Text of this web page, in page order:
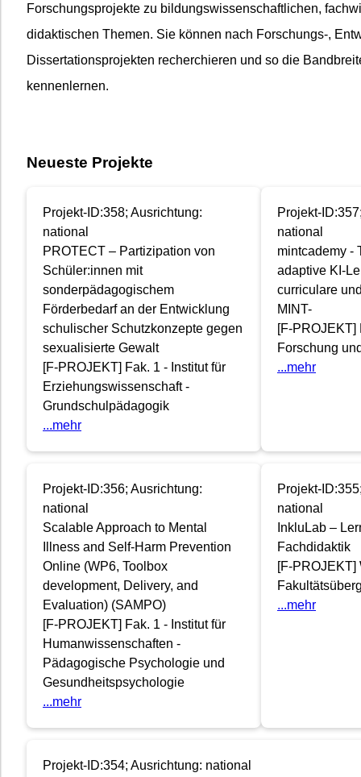
Forschungsprojekte zu bildungswissenschaftlichen,
didaktischen Themen. Sie können nach Forschungs-,
Dissertationsprojekten recherchieren und so die
kennenlernen.
Neueste Projekte
Projekt-ID:358; Ausrichtung:
national
PROTECT – Partizipation von
Schüler:innen mit
sonderpädagogischem
Förderbedarf an der Entwicklung
schulischer Schutzkonzepte gegen
sexualisierte Gewalt
[F-PROJEKT] Fak. 1 - Institut für
Erziehungswissenschaft -
Grundschulpädagogik
...mehr
Projekt-
national
mintcademy -
adaptive KI-
curriculare
MINT-
[F-PROJEKT]
Forschung
...mehr
Projekt-ID:356; Ausrichtung:
national
Scalable Approach to Mental
Illness and Self-Harm Prevention
Online (WP6, Toolbox
development, Delivery, and
Evaluation) (SAMPO)
[F-PROJEKT] Fak. 1 - Institut für
Humanwissenschaften -
Pädagogische Psychologie und
Gesundheitspsychologie
...mehr
Projekt-
national
InkluLab –
Fachdidaktik
[F-PROJEKT]
...mehr
Projekt-ID:354; Ausrichtung: national